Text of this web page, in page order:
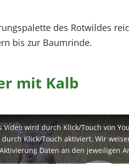
des Rotwildes
bis zur Baumrinde.
mit Kalb
Video wird durch Klick/Touch von
Klick/Touch aktiviert. Wir
Aktivierung Daten an den jeweiligen